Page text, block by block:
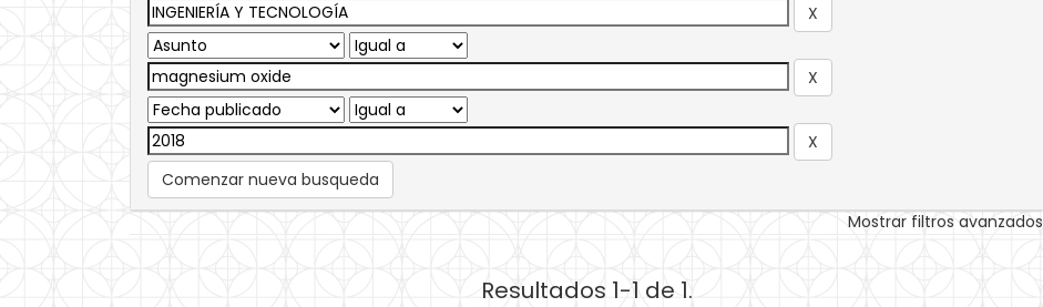
Comenzar nueva busqueda
Mostrar filtros avanzados
Resultados 1-1 de 1.